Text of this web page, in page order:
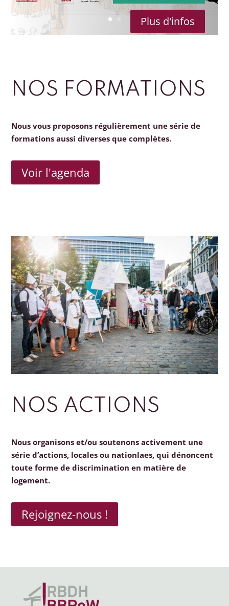
Plus d'infos
NOS FORMATIONS
Nous vous proposons régulièrement une série de
formations aussi diverses que complètes.
Voir l'agenda
NOS ACTIONS
Nous organisons et/ou soutenons activement une
série d’actions, locales ou nationlaes, qui dénoncent
toute forme de discrimination en matière de
logement.
Rejoignez-nous !